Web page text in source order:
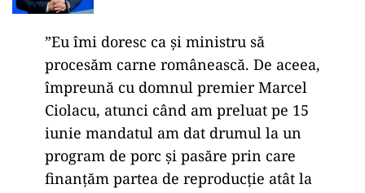
”Eu îmi doresc ca și ministru să
procesăm carne românească. De aceea,
împreună cu domnul premier Marcel
Ciolacu, atunci când am preluat pe 15
iunie mandatul am dat drumul la un
program de porc și pasăre prin care
finanțăm partea de reproducție atât la